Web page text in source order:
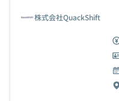
株式会社QuackShift